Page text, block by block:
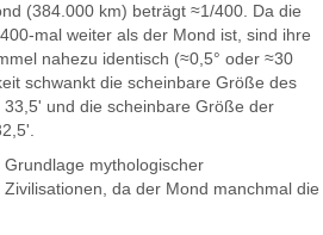
(384.000 km) beträgt ≈1/400. Da die
mal weiter als der Mond ist, sind ihre
nahezu identisch (≈0,5° oder ≈30
schwankt die scheinbare Größe des
und die scheinbare Größe der
mythologischer
da der Mond manchmal die